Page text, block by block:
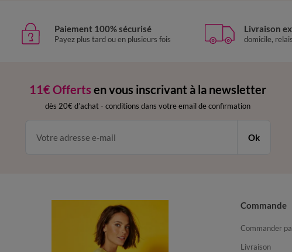
Paiement 100% sécurisé
Payez plus tard ou en plusieurs fois
Livraison
domicile,
11€ Offerts en vous inscrivant à la newsletter
dès 20€ d’achat - conditions dans votre email de confirmation
Ok
Commande
Commander
Livraison